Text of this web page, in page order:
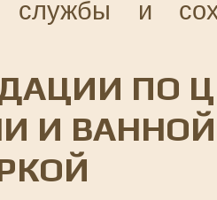
службы и
ПО
И